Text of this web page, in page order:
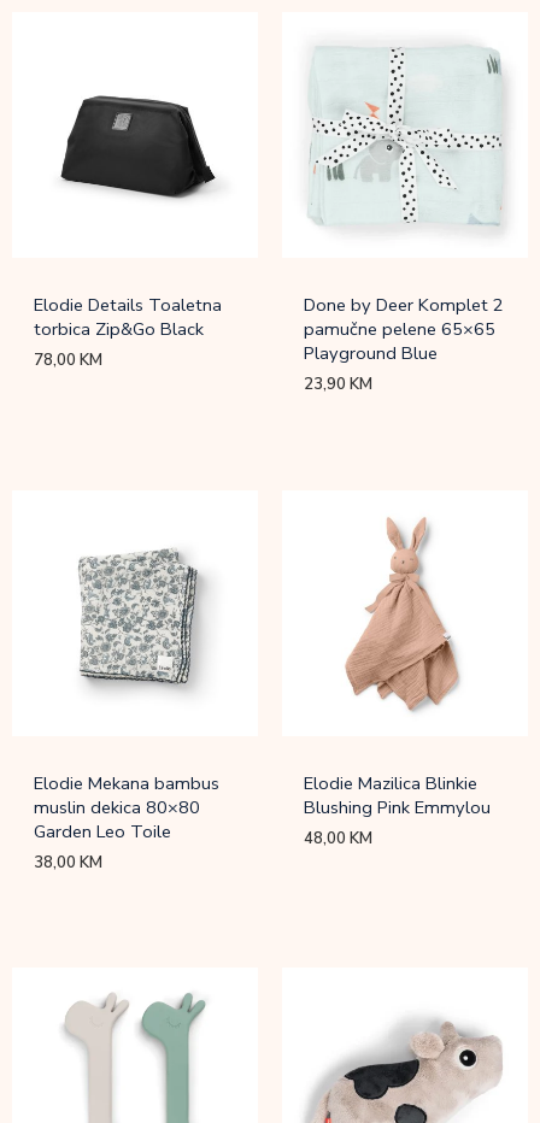
Elodie Details Toaletna
torbica Zip&Go Black
78,00KM
Done by Deer Komplet 2
pamučne pelene 65×65
Playground Blue
23,90KM
Elodie Mekana bambus
muslin dekica 80×80
Garden Leo Toile
38,00KM
Elodie Mazilica Blinkie
Blushing Pink Emmylou
48,00KM